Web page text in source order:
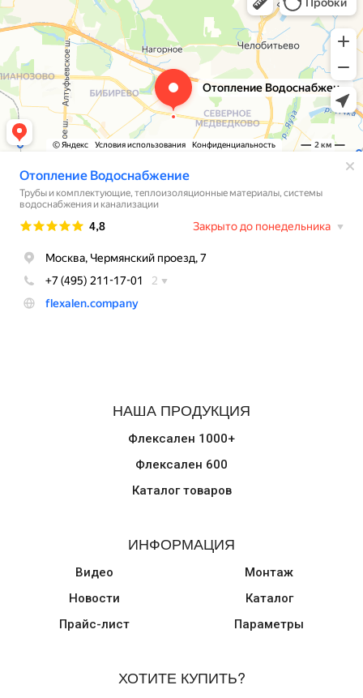
НАША ПРОДУКЦИЯ
Флексален 1000+
Флексален 600
Каталог товаров
ИНФОРМАЦИЯ
Видео
Новости
Прайс-лист
Монтаж
Каталог
Параметры
ХОТИТЕ КУПИТЬ?